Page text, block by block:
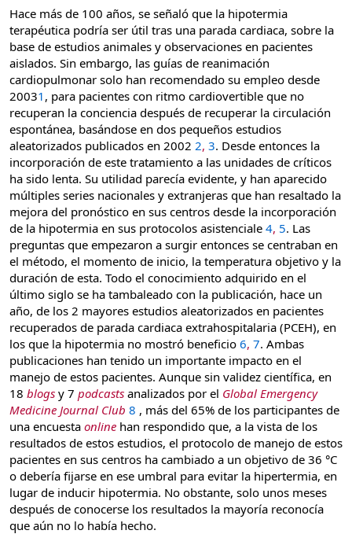
m
a
Hace más de 100 años, se señaló que la hipotermia
terapéutica podría ser útil tras una parada cardiaca, sobre la
base de estudios animales y observaciones en pacientes
aislados. Sin embargo, las guías de reanimación
cardiopulmonar solo han recomendado su empleo desde
20031 , para pacientes con ritmo cardiovertible que no
recuperan la conciencia después de recuperar la circulación
espontánea, basándose en dos pequeños estudios
aleatorizados publicados en 2002 2, 3. Desde entonces la
incorporación de este tratamiento a las unidades de críticos
ha sido lenta. Su utilidad parecía evidente, y han aparecido
múltiples series nacionales y extranjeras que han resaltado la
mejora del pronóstico en sus centros desde la incorporación
de la hipotermia en sus protocolos asistenciale 4, 5. Las
preguntas que empezaron a surgir entonces se centraban en
el método, el momento de inicio, la temperatura objetivo y la
duración de esta. Todo el conocimiento adquirido en el
último siglo se ha tambaleado con la publicación, hace un
año, de los 2 mayores estudios aleatorizados en pacientes
recuperados de parada cardiaca extrahospitalaria (PCEH), en
los que la hipotermia no mostró beneficio 6, 7. Ambas
publicaciones han tenido un importante impacto en el
manejo de estos pacientes. Aunque sin validez científica, en
18 blogs y 7 podcasts analizados por el Global Emergency
Medicine Journal Club 8 , más del 65% de los participantes de
una encuesta online han respondido que, a la vista de los
resultados de estos estudios, el protocolo de manejo de estos
pacientes en sus centros ha cambiado a un objetivo de 36 °C
o debería fijarse en ese umbral para evitar la hipertermia, en
lugar de inducir hipotermia. No obstante, solo unos meses
después de conocerse los resultados la mayoría reconocía
que aún no lo había hecho.